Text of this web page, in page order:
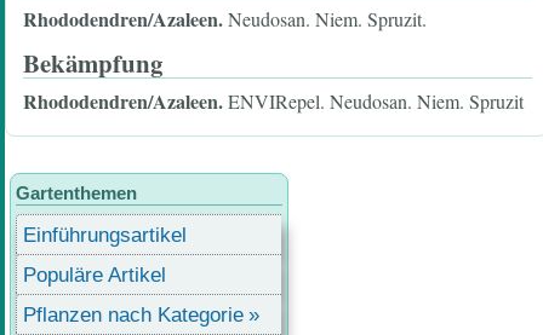
Rhododendren/Azaleen.Neudosan. Niem. Spruzit.
Bekämpfung
Rhododendren/Azaleen.ENVIRepel. Neudosan. Niem. Spruzit
Gartenthemen
Einführungsartikel
Populäre Artikel
Pflanzen nach Kategorie